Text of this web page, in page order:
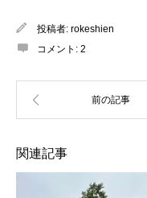
投稿者: rokeshien
コメント: 2
関連記事